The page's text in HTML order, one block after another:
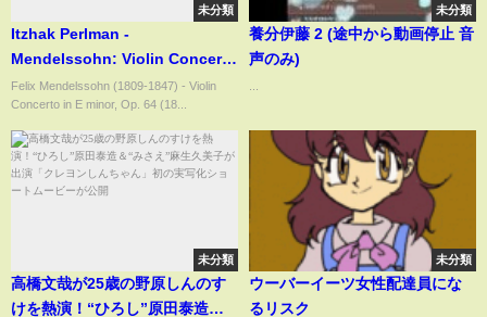
未分類
Itzhak Perlman -
Mendelssohn: Violin Concerto
in E - Various Conductors &
Orchestras/Fan Compilation
Felix Mendelssohn (1809-1847) - Violin
Concerto in E minor, Op. 64 (18...
未分類
養分伊藤 2 (途中から動画停止 音
声のみ)
未分類
高橋文哉が25歳の野原しんのす
けを熱演！“ひろし”原田泰造
未分類
ウーバーイーツ女性配達員にな
るリスク